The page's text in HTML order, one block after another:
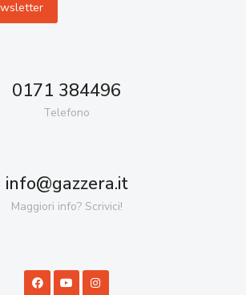
0171 384496
Telefono
info@gazzera.it
Maggiori info? Scrivici!